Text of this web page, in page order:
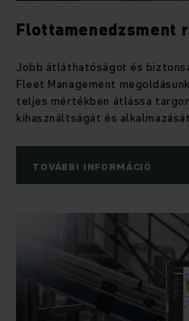
Flottamenedzsment
Jobb átláthatóságot és
Fleet Management
teljes mértékben átlássa
kihasználtságát és
TOVÁBBI INFORMÁCIÓ